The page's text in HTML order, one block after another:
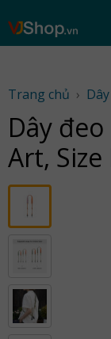
Skip
Trang chủ ›
Dây
Art,